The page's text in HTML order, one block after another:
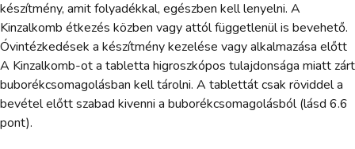
készítmény, amit folyadékkal, egészben kell lenyelni. A
Kinzalkomb étkezés közben vagy attól függetlenül is bevehető.
Óvintézkedések a készítmény kezelése vagy alkalmazása előtt
A Kinzalkomb-ot a tabletta higroszkópos tulajdonsága miatt zárt
buborékcsomagolásban kell tárolni. A tablettát csak röviddel a
bevétel előtt szabad kivenni a buborékcsomagolásból (lásd 6.6
pont).